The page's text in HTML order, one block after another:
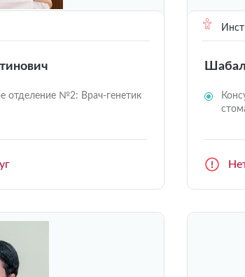
отделение №2: Врач-генетик